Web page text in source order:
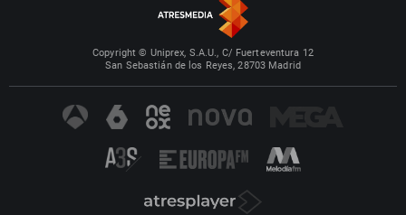
Copyright © Uniprex, S.A.U., C/ Fuerteventura 12
San Sebastián de los Reyes, 28703 Madrid